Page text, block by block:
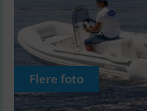
Flere foto